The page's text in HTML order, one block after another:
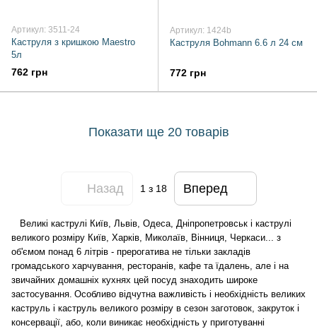
Артикул: 3511-24
Каструля з кришкою Maestro
5л
762 грн
Артикул: 1424b
Каструля Bohmann 6.6 л 24 см
772 грн
Показати ще 20 товарів
Назад 1з 18 Вперед
Великі каструлі Київ, Львів, Одеса, Дніпропетровськ і каструлі
великого розміру Київ, Харків, Миколаїв, Вінниця, Черкаси... з
об'ємом понад 6 літрів - прерогатива не тільки закладів
громадського харчування, ресторанів, кафе та їдалень, але і на
звичайних домашніх кухнях цей посуд знаходить широке
застосування. Особливо відчутна важливість і необхідність великих
каструль і каструль великого розміру в сезон заготовок, закруток і
консервації, або, коли виникає необхідність у приготуванні